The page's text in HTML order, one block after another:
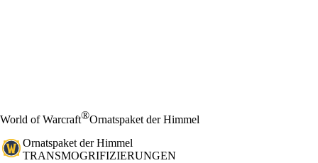
World of Warcraft®Ornatspaket der Himmel
Ornatspaket der Himmel
TRANSMOGRIFIZIERUNGEN